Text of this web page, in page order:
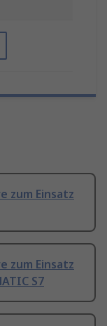
zum Einsatz
zum Einsatz
S7